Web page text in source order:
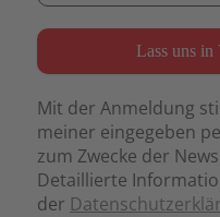
Mit der Anmeldung
meiner eingegeben
zum Zwecke der
Detaillierte
der